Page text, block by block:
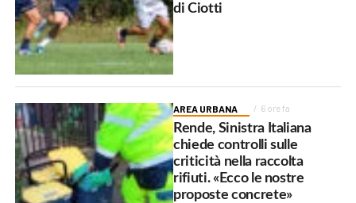
di Ciotti
AREA URBANA 6 ore fa
Rende, Sinistra Italiana
chiede controlli sulle
criticità nella raccolta
rifiuti. «Ecco le nostre
proposte concrete»